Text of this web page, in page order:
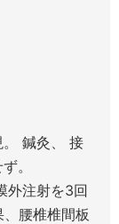
鍼灸、 接
。
外注射を3回
腰椎椎間板